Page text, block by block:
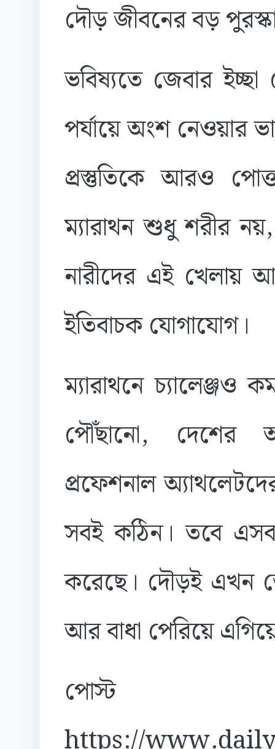
দৌড় জীবনের বড়
ভবিষ্যতে জেবার
পর্যায়ে অংশ নেওয়ার
প্রস্তুতিকে আরও
ম্যারাথন শুধু শরীর
নারীদের এই খেলায়
ইতিবাচক যোগাযোগ।
ম্যারাথনে
পৌঁছানো, দেশের
প্রফেশনাল
সবই কঠিন। তবে
করেছে। দৌড়ই এখন
আর বাধা পেরিয়ে
https://